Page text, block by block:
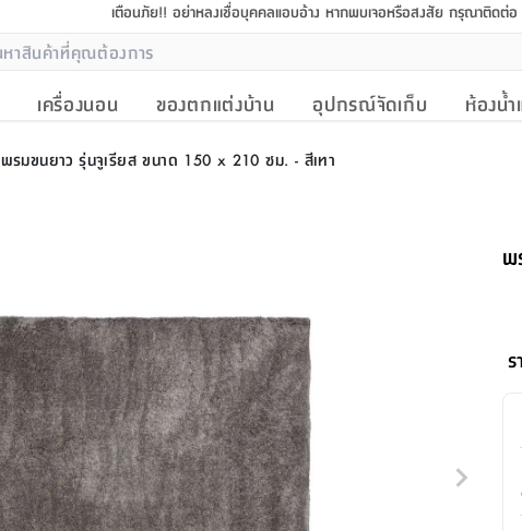
เตือนภัย!! อย่าหลงเชื่อบุคคลแอบอ้าง หากพบเจอหรือสงสัย กรุณาติดต่
เครื่องนอน ของตกแต่งบ้าน อุปกรณ์จัดเก็บ ห้องน้
พรมขนยาว รุ่นจูเรียส ขนาด 150 x 210 ซม. - สีเทา
พ
ร